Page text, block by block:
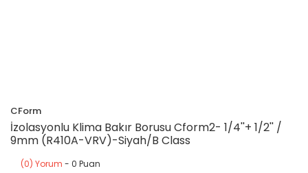
CForm
İzolasyonlu Klima Bakır Borusu Cform2- 1/4''+ 1/2'' /
9mm (R410A-VRV)-Siyah/B Class
(0) Yorum - 0 Puan